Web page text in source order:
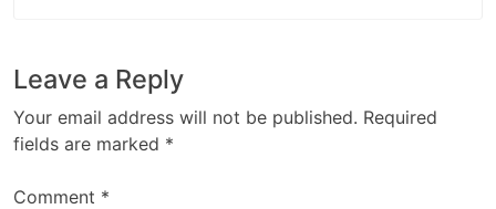
Leave a Reply
Your email address will not be published. Required
fields are marked *
Comment *